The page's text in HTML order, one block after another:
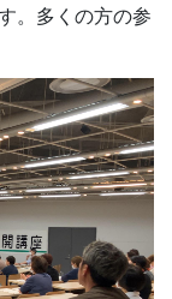
。多くの方の参